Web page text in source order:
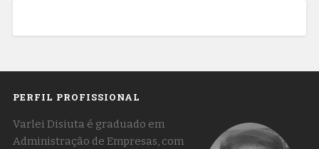
PERFIL PROFISSIONAL
Varlei Disiuta é graduado em
Administração de Empresas, com